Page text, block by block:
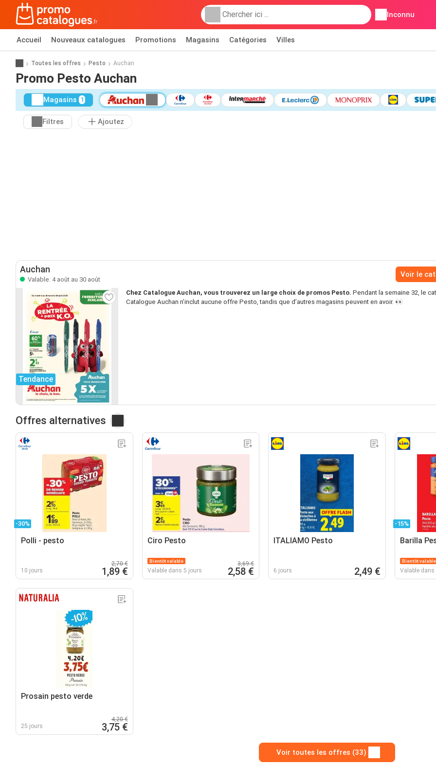
Inconnu
Accueil Nouveaux catalogues Promotions Magasins Catégories Villes
Toutes les offres Pesto Auchan
Promo Pesto Auchan
Magasins 1
Filtres Ajoutez
Auchan
Valable: 4 août au 30 août
Voir le
Tendance
Chez Catalogue Auchan, vous trouverez un large choix de promos Pesto. Pendant la semaine 32, le
Catalogue Auchan n’inclut aucune offre Pesto, tandis que d’autres magasins peuvent en avoir. 👀
Offres alternatives
-30%
Polli - pesto
10 jours
2,70 €
1,89 €
Ciro Pesto
Bientôt valable
Valable dans 5 jours
3,69 €
2,58 €
ITALIAMO Pesto
6 jours 2,49 €
-15%
Barilla
Bientôt valable
Valable
Prosain pesto verde
25 jours
4,20 €
3,75 €
Voir toutes les offres (33)